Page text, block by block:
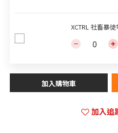
XCTRL 社畜暴
加入購物車
加入追